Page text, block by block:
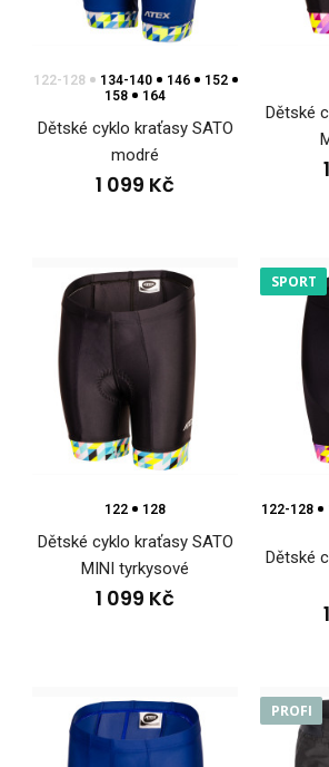
Dětské cyklo kraťasy SATO
Dětské cykloklahoty SATO májí přiléhavý
z velmi pružného materiálu Espan
1 099 Kč
122-128 134-140 146
152
158
164
Dětské cyklo kraťasy SATO
modré
1 099 Kč
Dětské
122 128
Dětské cyklo kraťasy SATO
MINI tyrkysové
1 099 Kč
SPORT
122-128
Dětské
PROFI